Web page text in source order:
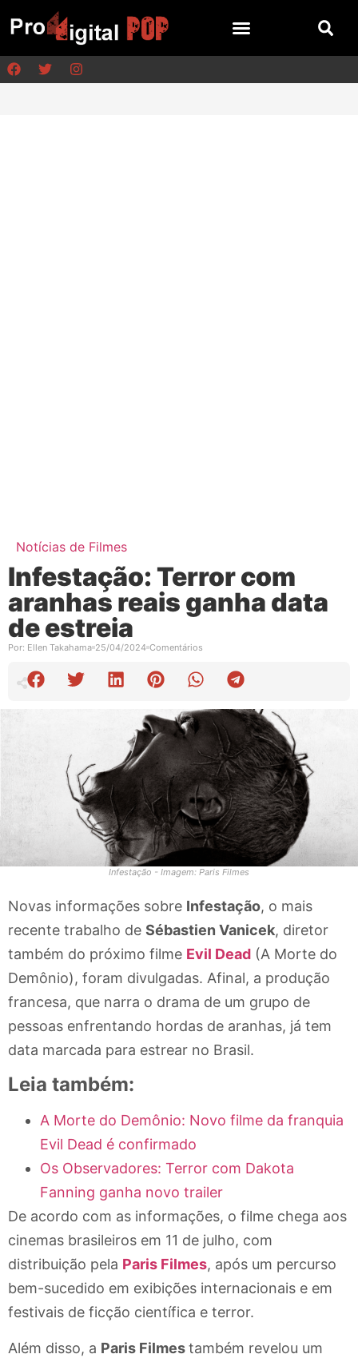
Notícias de Filmes
Infestação: Terror com
aranhas reais ganha data
de estreia
Por: Ellen Takahama 25/04/2024 Comentários
Infestação - Imagem: Paris Filmes
Novas informações sobre Infestação, o mais
recente trabalho de Sébastien Vanicek, diretor
também do próximo filme Evil Dead (A Morte do
Demônio), foram divulgadas. Afinal, a produção
francesa, que narra o drama de um grupo de
pessoas enfrentando hordas de aranhas, já tem
data marcada para estrear no Brasil.
Leia também:
A Morte do Demônio: Novo filme da franquia
Evil Dead é confirmado
Os Observadores: Terror com Dakota
Fanning ganha novo trailer
De acordo com as informações, o filme chega aos
cinemas brasileiros em 11 de julho, com
distribuição pela Paris Filmes, após um percurso
bem-sucedido em exibições internacionais e em
festivais de ficção científica e terror.
Além disso, a Paris Filmestambém revelou um